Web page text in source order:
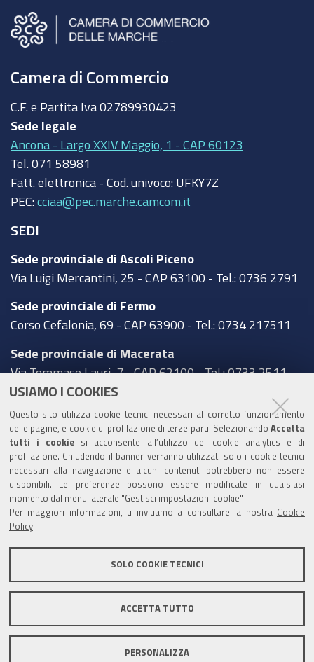
USIAMO I COOKIES
Questo sito utilizza cookie tecnici necessari al corretto funzionamento
delle pagine, e cookie di profilazione di terze parti. Selezionando Accetta
tutti i cookie si acconsente all’utilizzo dei cookie analytics e di
profilazione. Chiudendo il banner verranno utilizzati solo i cookie tecnici
necessari alla navigazione e alcuni contenuti potrebbero non essere
disponibili. Le preferenze possono essere modificate in qualsiasi
momento dal menu laterale "Gestisci impostazioni cookie".
Per maggiori informazioni, ti invitiamo a consultare la nostra Cookie
Policy
SOLO COOKIE TECNICI
ACCETTA TUTTO
PERSONALIZZA
Camera di Commercio
C.F. e Partita Iva 02789930423
Sede legale
Ancona - Largo XXIV Maggio, 1 - CAP 60123
Tel. 071 58981
Fatt. elettronica - Cod. univoco: UFKY7Z
PEC: cciaa@pec.marche.camcom.it
SEDI
Sede provinciale di Ascoli Piceno
Via Luigi Mercantini, 25 - CAP 63100 - Tel.: 0736 2791
Sede provinciale di Fermo
Corso Cefalonia, 69 - CAP 63900 - Tel.: 0734 217511
Sede provinciale di Macerata
Via Tommaso Lauri, 7 - CAP 62100 - Tel.: 0733 2511
Sede provinciale di Pesaro Urbino
Corso XI Settembre, 116 - CAP 61121 - Tel.: 0721
3571
TRASPARENZA
Amministrazione trasparente
Statistiche Web del sito (fonte Web Analytics Italia)
Contatti
Dichiarazione di accessibilità
Area riservata
Statistiche Web del sito (fonte Web Analytics Italia)